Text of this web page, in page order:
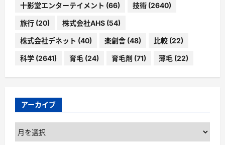
十影堂エンターテイメント (66) 技術 (2640)
旅行 (20) 株式会社AHS (54)
株式会社デネット (40) 楽創舎 (48) 比較 (22)
科学 (2641) 育毛 (24) 育毛剤 (71) 薄毛 (22)
アーカイブ
ア
ー